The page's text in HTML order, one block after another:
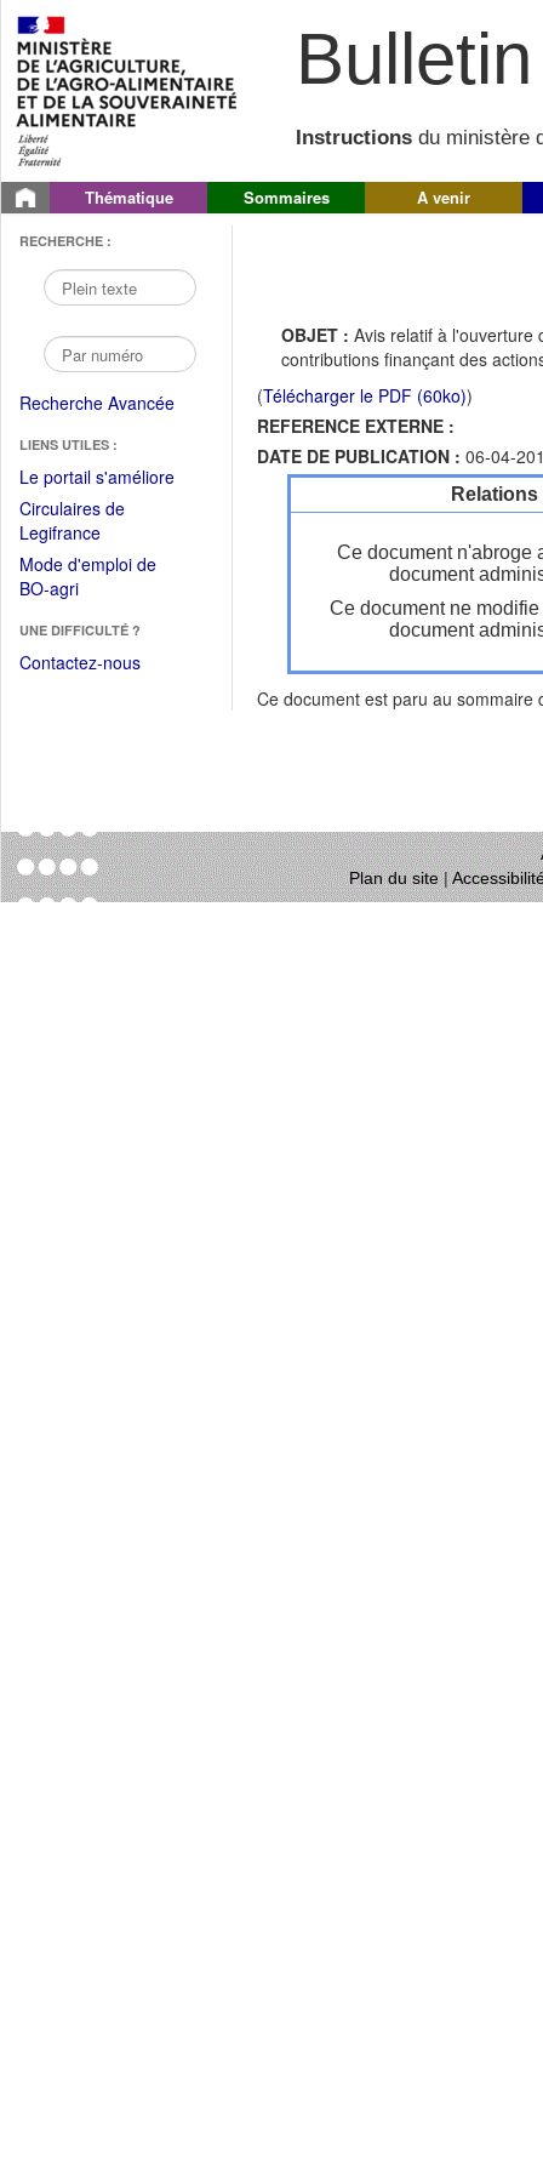
Instructions du ministère
Thématique Sommaires A venir
RECHERCHE :
Recherche Avancée
LIENS UTILES :
Le portail s'améliore(Fichier
Circulaires de
Legifrance(Ouvrir
dans
une
fenêtre)
Mode d'emploi de
BO-agri(Ouvrir
une
nouvelle
UNE DIFFICULTÉ ?
Contactez-nous
OBJET : Avis relatif à l'ouverture
contributions finançant des
(Télécharger le PDF (60ko))
REFERENCE EXTERNE :
DATE DE PUBLICATION : 06-04-
Ce document n'abroge
document
Ce document ne
document
Ce document est paru au sommaire
Plan du site|